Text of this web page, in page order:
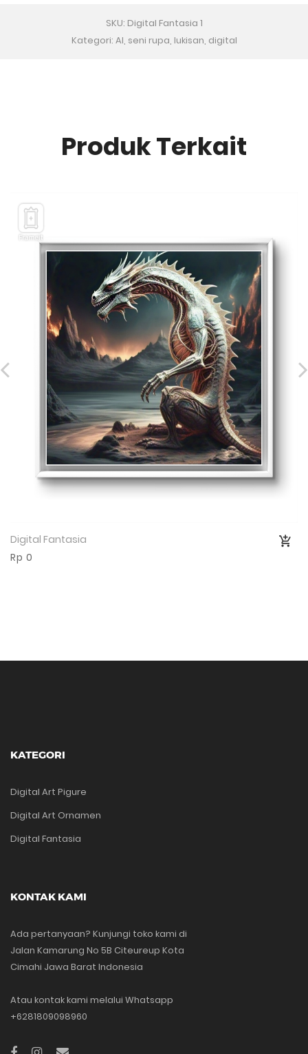
SKU: Digital Fantasia 1
Kategori: AI, seni rupa, lukisan, digital
Produk Terkait
Digital Fantasia
Rp 0
KATEGORI
Digital Art Pigure
Digital Art Ornamen
Digital Fantasia
KONTAK KAMI
Ada pertanyaan? Kunjungi toko kami di
Jalan Kamarung No 5B Citeureup Kota
Cimahi Jawa Barat Indonesia
Atau kontak kami melalui Whatsapp
+6281809098960